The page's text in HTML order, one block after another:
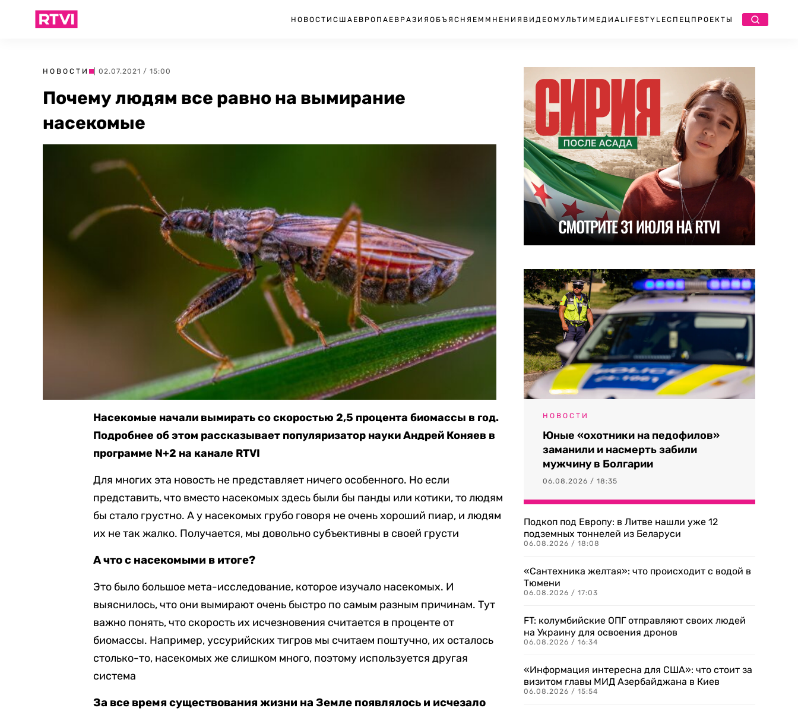
НОВОСТИ США ЕВРОПА ЕВРАЗИЯ ОБЪЯСНЯЕМ МНЕНИЯ ВИДЕО МУЛЬТИМЕДИА LIFESTYLEСПЕЦПРОЕКТЫ
НОВОСТИ | 02.07.2021 / 15:00
Почему людям все равно на вымирание
насекомые
Насекомые начали вымирать со скоростью 2,5 процента биомассы в год.
Подробнее об этом рассказывает популяризатор науки Андрей Коняев в
программе N+2 на канале RTVI
Для многих эта новость не представляет ничего особенного. Но если
представить, что вместо насекомых здесь были бы панды или котики, то людям
бы стало грустно. А у насекомых грубо говоря не очень хороший пиар, и людям
их не так жалко. Получается, мы довольно субъективны в своей грусти
А что с насекомыми в итоге?
Это было большое мета-исследование, которое изучало насекомых. И
выяснилось, что они вымирают очень быстро по самым разным причинам. Тут
важно понять, что скорость их исчезновения считается в проценте от
биомассы. Например, уссурийских тигров мы считаем поштучно, их осталось
столько-то, насекомых же слишком много, поэтому используется другая
система
За все время существования жизни на Земле появлялось и исчезало
НОВОСТИ
Юные «охотники на педофилов»
заманили и насмерть забили
мужчину в Болгарии
06.08.2026 / 18:35
Подкоп под Европу: в Литве нашли уже 12
подземных тоннелей из Беларуси
06.08.2026 / 18:08
«Сантехника желтая»: что происходит с водой в
Тюмени
06.08.2026 / 17:03
FT: колумбийские ОПГ отправляют своих людей
на Украину для освоения дронов
06.08.2026 / 16:34
«Информация интересна для США»: что стоит за
визитом главы МИД Азербайджана в Киев
06.08.2026 / 15:54